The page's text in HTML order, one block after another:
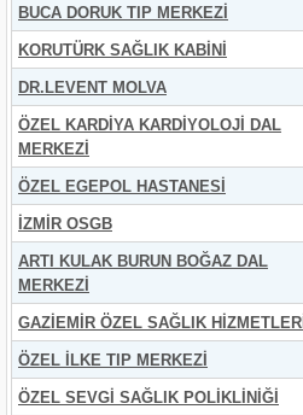
BUCA DORUK TIP MERKEZİ
KORUTÜRK SAĞLIK KABİNİ
DR.LEVENT MOLVA
ÖZEL KARDİYA KARDİYOLOJİ DAL
MERKEZİ
ÖZEL EGEPOL HASTANESİ
İZMİR OSGB
ARTI KULAK BURUN BOĞAZ DAL
MERKEZİ
GAZİEMİR ÖZEL SAĞLIK HİZMETLERİ
ÖZEL İLKE TIP MERKEZİ
ÖZEL SEVGİ SAĞLIK POLİKLİNİĞİ